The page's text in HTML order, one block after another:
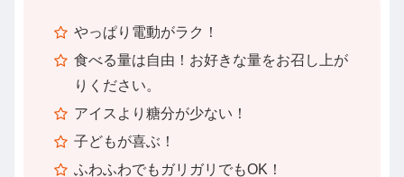
やっぱり電動がラク！
食べる量は自由！お好きな量をお召し上が
りください。
アイスより糖分が少ない！
子どもが喜ぶ！
ふわふわでもガリガリでもOK！